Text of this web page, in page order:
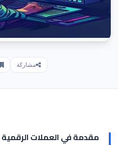
مشاركة
مقدمة في العملات الرقمية